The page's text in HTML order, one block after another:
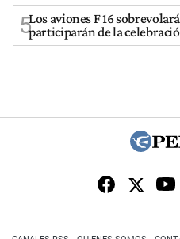
5Los aviones F 16
participarán de la